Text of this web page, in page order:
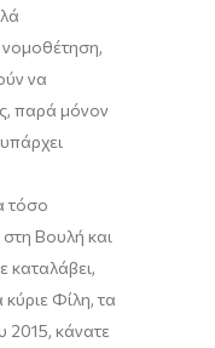
να
παρά μόνον
τόσο
Βουλή και
καταλάβει,
κύριε Φίλη, τα
2015, κάνατε